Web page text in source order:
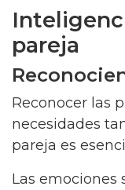
pareja
Reconocer las
necesidades
pareja es
Las emociones